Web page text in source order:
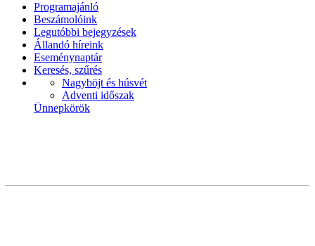
Programajánló
Beszámolóink
Legutóbbi bejegyzések
Állandó híreink
Eseménynaptár
Keresés, szűrés
Nagyböjt és húsvét
Adventi időszak
Ünnepkörök